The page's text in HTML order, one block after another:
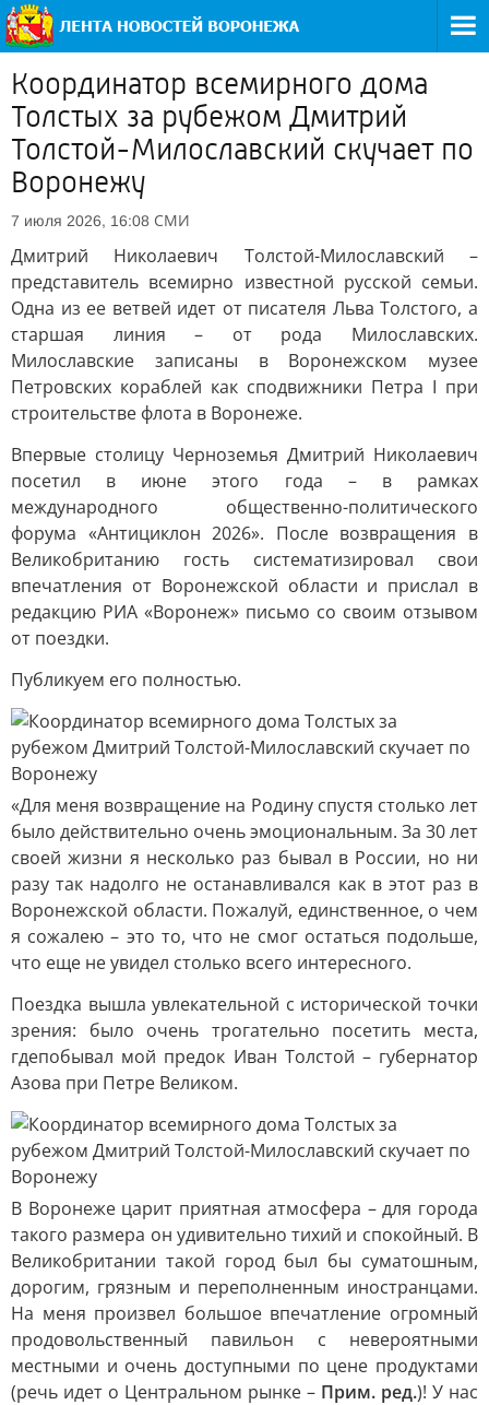
Координатор всемирного дома
Толстых за рубежом Дмитрий
Толстой-Милославский скучает по
Воронежу
7 июля 2026, 16:08 СМИ
Дмитрий Николаевич Толстой-Милославский –
представитель всемирно известной русской семьи.
Одна из ее ветвей идет от писателя Льва Толстого, а
старшая линия – от рода Милославских.
Милославские записаны в Воронежском музее
Петровских кораблей как сподвижники Петра I при
строительстве флота в Воронеже.
Впервые столицу Черноземья Дмитрий Николаевич
посетил в июне этого года – в рамках
международного общественно-политического
форума «Антициклон 2026». После возвращения в
Великобританию гость систематизировал свои
впечатления от Воронежской области и прислал в
редакцию РИА «Воронеж» письмо со своим отзывом
от поездки.
Публикуем его полностью.
«Для меня возвращение на Родину спустя столько лет
было действительно очень эмоциональным. За 30 лет
своей жизни я несколько раз бывал в России, но ни
разу так надолго не останавливался как в этот раз в
Воронежской области. Пожалуй, единственное, о чем
я сожалею – это то, что не смог остаться подольше,
что еще не увидел столько всего интересного.
Поездка вышла увлекательной с исторической точки
зрения: было очень трогательно посетить места,
гдепобывал мой предок Иван Толстой – губернатор
Азова при Петре Великом.
В Воронеже царит приятная атмосфера – для города
такого размера он удивительно тихий и спокойный. В
Великобритании такой город был бы суматошным,
дорогим, грязным и переполненным иностранцами.
На меня произвел большое впечатление огромный
продовольственный павильон с невероятными
местными и очень доступными по цене продуктами
(речь идет о Центральном рынке – Прим. ред.)! У нас